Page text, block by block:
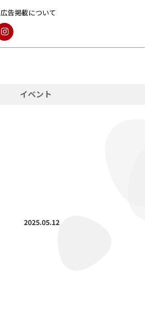
広告掲載について
イベント
2025.05.12